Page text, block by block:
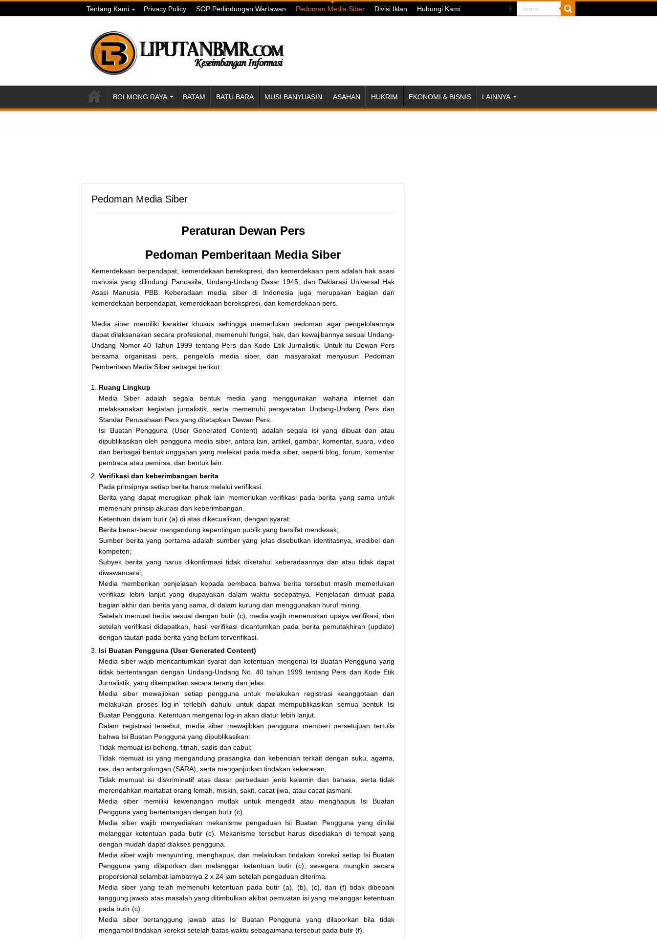
Tentang Kami Privacy Policy SOP Perlindungan Wartawan Pedoman Media Siber Divisi Iklan Hubungi Kami
BOLMONG RAYA BATAM BATU BARA MUSI BANYUASIN ASAHAN HUKRIM EKONOMI & BISNIS LAINNYA
Pedoman Media Siber
Peraturan Dewan Pers
Pedoman Pemberitaan Media Siber
Kemerdekaan berpendapat, kemerdekaan berekspresi, dan kemerdekaan pers adalah hak asasi
manusia yang dilindungi Pancasila, Undang-Undang Dasar 1945, dan Deklarasi Universal Hak
Asasi Manusia PBB. Keberadaan media siber di Indonesia juga merupakan bagian dari
kemerdekaan berpendapat, kemerdekaan berekspresi, dan kemerdekaan pers.
Media siber memiliki karakter khusus sehingga memerlukan pedoman agar pengelolaannya
dapat dilaksanakan secara profesional, memenuhi fungsi, hak, dan kewajibannya sesuai Undang-
Undang Nomor 40 Tahun 1999 tentang Pers dan Kode Etik Jurnalistik. Untuk itu Dewan Pers
bersama organisasi pers, pengelola media siber, dan masyarakat menyusun Pedoman
Pemberitaan Media Siber sebagai berikut:
Ruang Lingkup
Media Siber adalah segala bentuk media yang menggunakan wahana internet dan
melaksanakan kegiatan jurnalistik, serta memenuhi persyaratan Undang-Undang Pers dan
Standar Perusahaan Pers yang ditetapkan Dewan Pers.
Isi Buatan Pengguna (User Generated Content) adalah segala isi yang dibuat dan atau
dipublikasikan oleh pengguna media siber, antara lain, artikel, gambar, komentar, suara, video
dan berbagai bentuk unggahan yang melekat pada media siber, seperti blog, forum, komentar
pembaca atau pemirsa, dan bentuk lain.
Verifikasi dan keberimbangan berita
Pada prinsipnya setiap berita harus melalui verifikasi.
Berita yang dapat merugikan pihak lain memerlukan verifikasi pada berita yang sama untuk
memenuhi prinsip akurasi dan keberimbangan.
Ketentuan dalam butir (a) di atas dikecualikan, dengan syarat:
Berita benar-benar mengandung kepentingan publik yang bersifat mendesak;
Sumber berita yang pertama adalah sumber yang jelas disebutkan identitasnya, kredibel dan
kompeten;
Subyek berita yang harus dikonfirmasi tidak diketahui keberadaannya dan atau tidak dapat
diwawancarai;
Media memberikan penjelasan kepada pembaca bahwa berita tersebut masih memerlukan
verifikasi lebih lanjut yang diupayakan dalam waktu secepatnya. Penjelasan dimuat pada
bagian akhir dari berita yang sama, di dalam kurung dan menggunakan huruf miring.
Setelah memuat berita sesuai dengan butir (c), media wajib meneruskan upaya verifikasi, dan
setelah verifikasi didapatkan, hasil verifikasi dicantumkan pada berita pemutakhiran (update)
dengan tautan pada berita yang belum terverifikasi.
Isi Buatan Pengguna (User Generated Content)
Media siber wajib mencantumkan syarat dan ketentuan mengenai Isi Buatan Pengguna yang
tidak bertentangan dengan Undang-Undang No. 40 tahun 1999 tentang Pers dan Kode Etik
Jurnalistik, yang ditempatkan secara terang dan jelas.
Media siber mewajibkan setiap pengguna untuk melakukan registrasi keanggotaan dan
melakukan proses log-in terlebih dahulu untuk dapat mempublikasikan semua bentuk Isi
Buatan Pengguna. Ketentuan mengenai log-in akan diatur lebih lanjut.
Dalam registrasi tersebut, media siber mewajibkan pengguna memberi persetujuan tertulis
bahwa Isi Buatan Pengguna yang dipublikasikan:
Tidak memuat isi bohong, fitnah, sadis dan cabul;
Tidak memuat isi yang mengandung prasangka dan kebencian terkait dengan suku, agama,
ras, dan antargolongan (SARA), serta menganjurkan tindakan kekerasan;
Tidak memuat isi diskriminatif atas dasar perbedaan jenis kelamin dan bahasa, serta tidak
merendahkan martabat orang lemah, miskin, sakit, cacat jiwa, atau cacat jasmani.
Media siber memiliki kewenangan mutlak untuk mengedit atau menghapus Isi Buatan
Pengguna yang bertentangan dengan butir (c).
Media siber wajib menyediakan mekanisme pengaduan Isi Buatan Pengguna yang dinilai
melanggar ketentuan pada butir (c). Mekanisme tersebut harus disediakan di tempat yang
dengan mudah dapat diakses pengguna.
Media siber wajib menyunting, menghapus, dan melakukan tindakan koreksi setiap Isi Buatan
Pengguna yang dilaporkan dan melanggar ketentuan butir (c), sesegera mungkin secara
proporsional selambat-lambatnya 2 x 24 jam setelah pengaduan diterima.
Media siber yang telah memenuhi ketentuan pada butir (a), (b), (c), dan (f) tidak dibebani
tanggung jawab atas masalah yang ditimbulkan akibat pemuatan isi yang melanggar ketentuan
pada butir (c).
Media siber bertanggung jawab atas Isi Buatan Pengguna yang dilaporkan bila tidak
mengambil tindakan koreksi setelah batas waktu sebagaimana tersebut pada butir (f).